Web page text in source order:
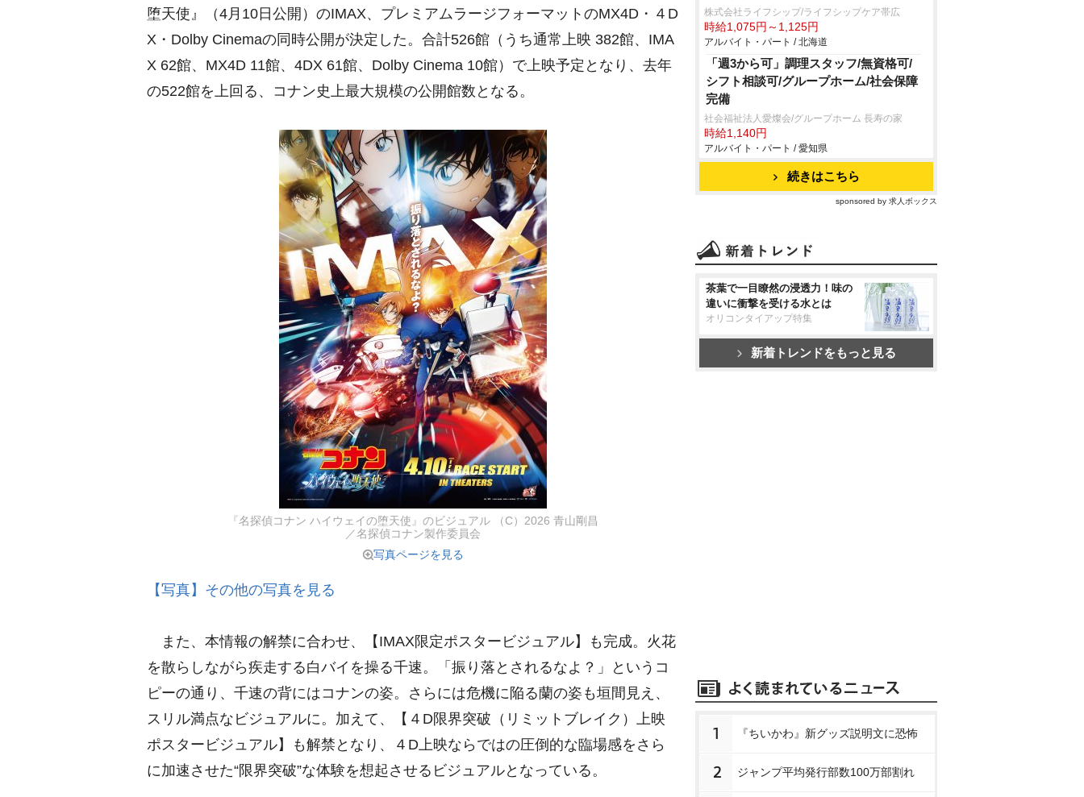
堕天使』（4月10日公開）のIMAX、プレミアムラージフォーマットのMX4D・４D
X・Dolby Cinemaの同時公開が決定した。合計526館（うち通常上映 382館、IMA
X 62館、MX4D 11館、4DX 61館、Dolby Cinema 10館）で上映予定となり、去年
の522館を上回る、コナン史上最大規模の公開館数となる。
『名探偵コナン ハイウェイの堕天使』のビジュアル （C）2026 青山剛昌
／名探偵コナン製作委員会
写真ページを見る
【写真】その他の写真を見る
また、本情報の解禁に合わせ、【IMAX限定ポスタービジュアル】も完成。火花
を散らしながら疾走する白バイを操る千速。「振り落とされるなよ？」というコ
ピーの通り、千速の背にはコナンの姿。さらには危機に陥る蘭の姿も垣間見え、
スリル満点なビジュアルに。加えて、【４D限界突破（リミットブレイク）上映
ポスタービジュアル】も解禁となり、４D上映ならではの圧倒的な臨場感をさら
に加速させた“限界突破”な体験を想起させるビジュアルとなっている。
株式会社ライフシップ/ライフシップケア帯広
時給1,075円～1,125円
アルバイト・パート / 北海道
「週3から可」調理スタッフ/無資格可/
シフト相談可/グループホーム/社会保障
完備
社会福祉法人愛燦会/グループホーム 長寿の家
時給1,140円
アルバイト・パート / 愛知県
続きはこちら
sponsored by 求人ボックス
茶葉で一目瞭然の浸透力！味の
違いに衝撃を受ける水とは
オリコンタイアップ特集
新着トレンドをもっと見る
1 『ちいかわ』新グッズ説明文に恐怖
2 ジャンプ平均発行部数100万部割れ